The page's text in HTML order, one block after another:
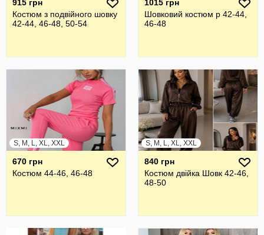
915 грн
Костюм з подвійного шовку
42-44, 46-48, 50-54
1015 грн
Шовковий костюм р 42-44,
46-48
S, M, L, XL, XXL
670 грн
Костюм 44-46, 46-48
S, M, L, XL, XXL
840 грн
Костюм двійка Шовк 42-46,
48-50